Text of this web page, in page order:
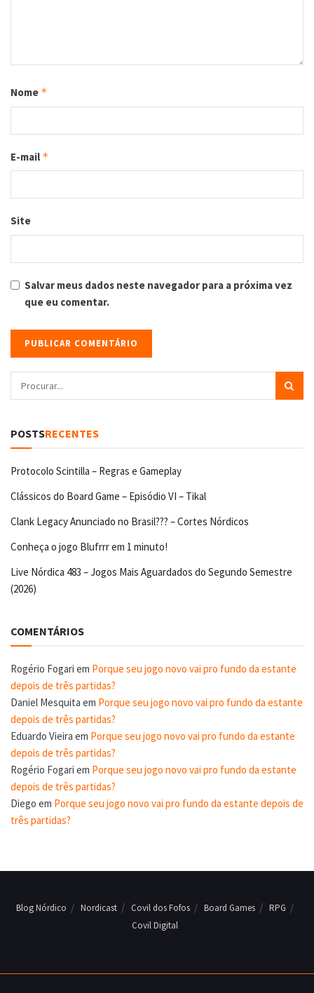
Nome *
E-mail *
Site
Salvar meus dados neste navegador para a próxima vez
que eu comentar.
POSTSRECENTES
Protocolo Scintilla – Regras e Gameplay
Clássicos do Board Game – Episódio VI – Tikal
Clank Legacy Anunciado no Brasil??? – Cortes Nórdicos
Conheça o jogo Blufrrr em 1 minuto!
Live Nórdica 483 – Jogos Mais Aguardados do Segundo Semestre
(2026)
COMENTÁRIOS
Rogério Fogari em Porque seu jogo novo vai pro fundo da estante
depois de três partidas?
Daniel Mesquita em Porque seu jogo novo vai pro fundo da estante
depois de três partidas?
Eduardo Vieira em Porque seu jogo novo vai pro fundo da estante
depois de três partidas?
Rogério Fogari em Porque seu jogo novo vai pro fundo da estante
depois de três partidas?
Diego em Porque seu jogo novo vai pro fundo da estante depois de
três partidas?
Blog Nórdico Nordicast Covil dos Fofos Board Games
RPG
Covil Digital